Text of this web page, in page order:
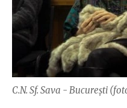
C.N. Sf. Sava - București